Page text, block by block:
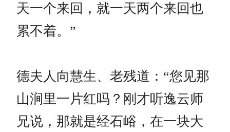
天一个来回，就一天两个来回也
累不着。”
德夫人向慧生、老残道：“您见那
山涧里一片红吗？刚才听逸云师
兄说，那就是经石峪，在一块大